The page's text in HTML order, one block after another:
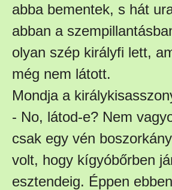
abba bementek, s hát
abban a
olyan szép királyfi lett,
még nem látott.
Mondja a
- No, látod-e? Nem
csak egy vén
volt, hogy kígyóbőrben
esztendeig. Éppen